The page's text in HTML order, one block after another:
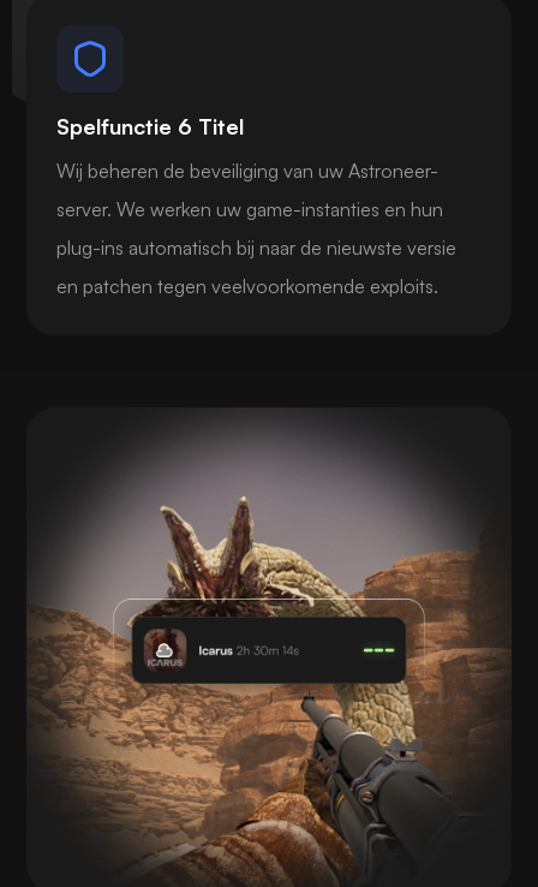
Spelfunctie 6 Titel
Wij beheren de beveiliging van uw Astroneer-
server. We werken uw game-instanties en hun
plug-ins automatisch bij naar de nieuwste versie
en patchen tegen veelvoorkomende exploits.